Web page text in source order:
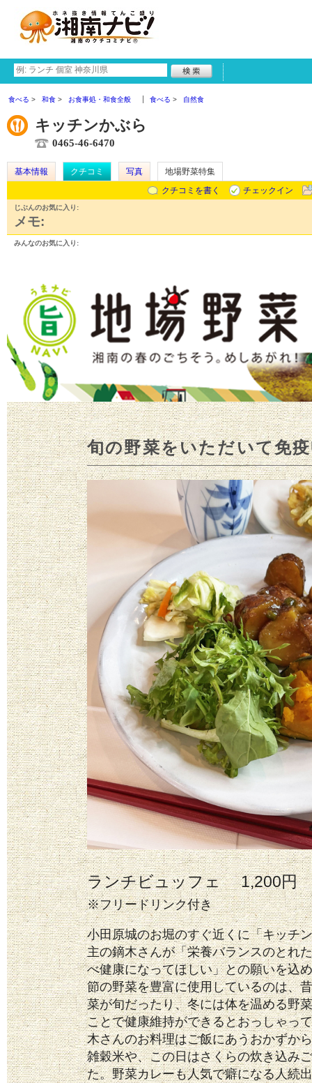
食べる 和食 お食事処・和食全般 食べる 自然食
キッチンかぶら
0465-46-6470
基本情報 クチコミ 写真
地場野菜特集
クチコミを書く
チェックイン
じぶんのお気に入り:
メモ:
みんなのお気に入り:
旬の野菜をいただいて免
ランチビュッフェ 1,200円
※フリードリンク付き
小田原城のお堀のすぐ近くに「キッチ
主の鏑木さんが「栄養バランスのとれ
べ健康になってほしい」との願いを込
節の野菜を豊富に使用しているのは、
菜が旬だったり、冬には体を温める野
ことで健康維持ができるとおっしゃっ
木さんのお料理はご飯にあうおかずか
雑穀米や、この日はさくらの炊き込み
た。野菜カレーも人気で癖になる人続